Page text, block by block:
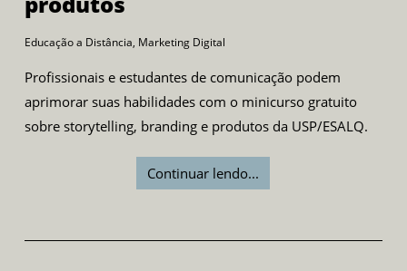
Educação a Distância, Marketing Digital
Profissionais e estudantes de comunicação podem
aprimorar suas habilidades com o minicurso gratuito
sobre storytelling, branding e produtos da USP/ESALQ.
Continuar lendo...